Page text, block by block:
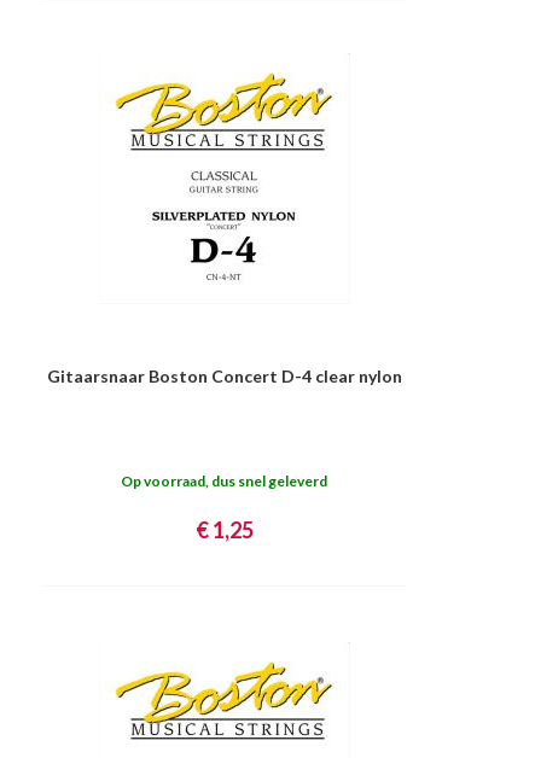
Gitaarsnaar Boston Concert D-4 clear nylon
Op voorraad, dus snel geleverd
€ 1,25